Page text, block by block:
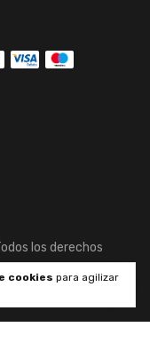
cookies para agilizar
los derechos